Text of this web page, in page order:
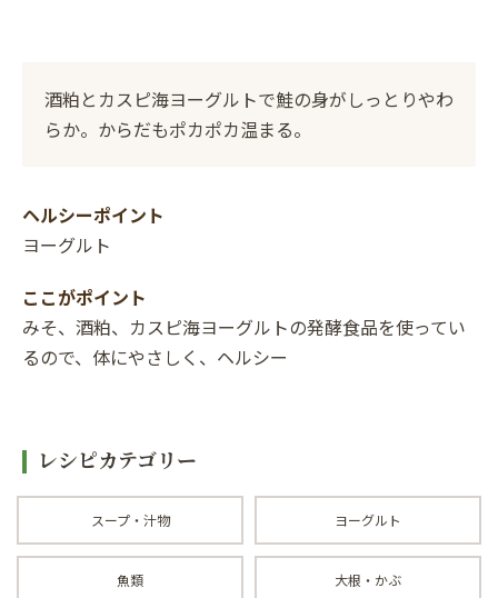
酒粕とカスピ海ヨーグルトで鮭の身がしっとりやわ
らか。からだもポカポカ温まる。
ヘルシーポイント
ヨーグルト
ここがポイント
みそ、酒粕、カスピ海ヨーグルトの発酵食品を使ってい
るので、体にやさしく、ヘルシー
レシピカテゴリー
スープ・汁物 ヨーグルト
魚類 大根・かぶ